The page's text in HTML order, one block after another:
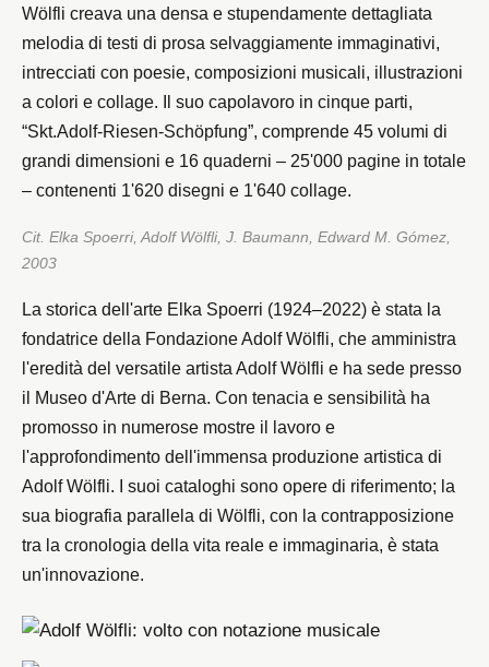
Wölfli creava una densa e stupendamente dettagliata
melodia di testi di prosa selvaggiamente immaginativi,
intrecciati con poesie, composizioni musicali, illustrazioni
a colori e collage. Il suo capolavoro in cinque parti,
“Skt.Adolf-Riesen-Schöpfung”, comprende 45 volumi di
grandi dimensioni e 16 quaderni – 25'000 pagine in totale
– contenenti 1'620 disegni e 1'640 collage.
Cit. Elka Spoerri, Adolf Wölfli, J. Baumann, Edward M. Gómez,
2003
La storica dell'arte Elka Spoerri (1924–2022) è stata la
fondatrice della Fondazione Adolf Wölfli, che amministra
l'eredità del versatile artista Adolf Wölfli e ha sede presso
il Museo d'Arte di Berna. Con tenacia e sensibilità ha
promosso in numerose mostre il lavoro e
l'approfondimento dell'immensa produzione artistica di
Adolf Wölfli. I suoi cataloghi sono opere di riferimento; la
sua biografia parallela di Wölfli, con la contrapposizione
tra la cronologia della vita reale e immaginaria, è stata
un'innovazione.